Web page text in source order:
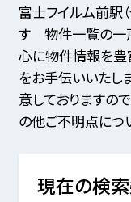
富士フイルム前駅
す 物件一覧の一
心に物件情報を豊
をお手伝いいたし
意しておりますの
の他ご不明点につ
現在の検